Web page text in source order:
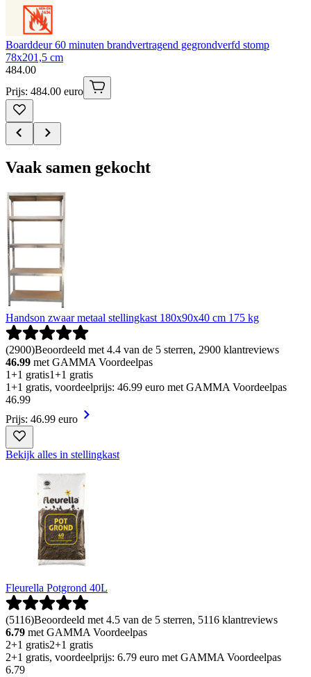
Boarddeur 60 minuten brandvertragend gegrondverfd stomp
78x201,5 cm
484.00
Prijs: 484.00 euro
Vaak samen gekocht
Handson zwaar metaal stellingkast 180x90x40 cm 175 kg
(2900)Beoordeeld met 4.4 van de 5 sterren, 2900 klantreviews
46.99 met GAMMA Voordeelpas
1+1 gratis1+1 gratis
1+1 gratis, voordeelprijs: 46.99 euro met GAMMA Voordeelpas
46.99
Prijs: 46.99 euro
Bekijk alles in stellingkast
Fleurella Potgrond 40L
(5116)Beoordeeld met 4.5 van de 5 sterren, 5116 klantreviews
6.79 met GAMMA Voordeelpas
2+1 gratis2+1 gratis
2+1 gratis, voordeelprijs: 6.79 euro met GAMMA Voordeelpas
6.79